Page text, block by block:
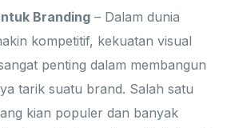
Branding – Dalam dunia
kompetitif, kekuatan visual
penting dalam membangun
tarik suatu brand. Salah satu
kian populer dan banyak